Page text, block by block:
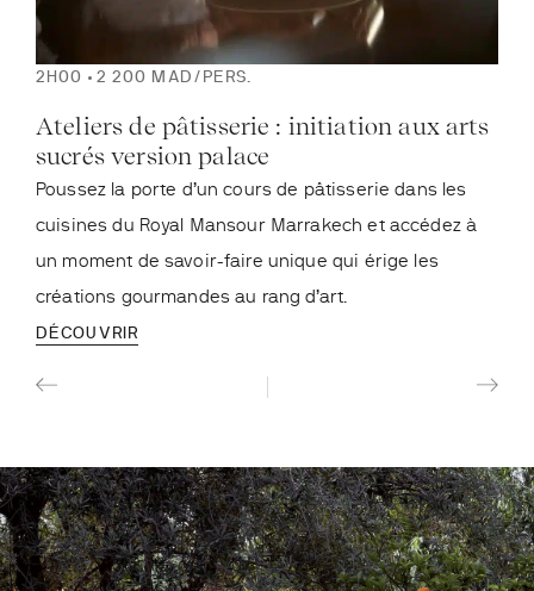
2H00 2 200 MAD/PERS.
Ateliers de pâtisserie : initiation aux arts
sucrés version palace
Poussez la porte d’un cours de pâtisserie dans les
cuisines du Royal Mansour Marrakech et accédez à
un moment de savoir-faire unique qui érige les
créations gourmandes au rang d’art.
DÉCOUVRIR